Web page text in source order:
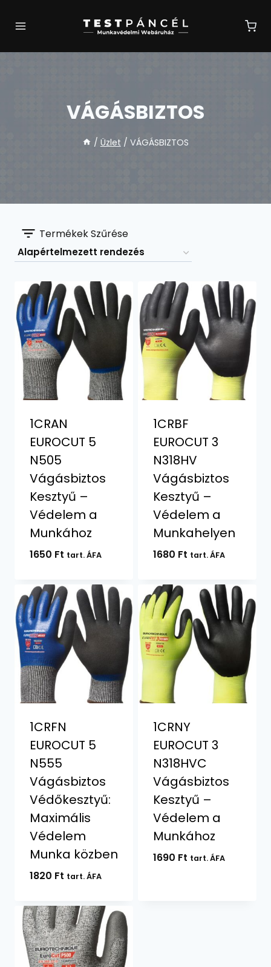
VÁGÁSBIZTOS
/ Üzlet / VÁGÁSBIZTOS
Termékek Szűrése
1CRAN
EUROCUT 5
N505
Vágásbiztos
Kesztyű –
Védelem a
Munkához
1650 Ft tart. ÁFA
1CRBF
EUROCUT 3
N318HV
Vágásbiztos
Kesztyű –
Védelem a
Munkahelyen
1680 Ft tart. ÁFA
1CRFN
EUROCUT 5
N555
Vágásbiztos
Védőkesztyű:
Maximális
Védelem
Munka közben
1820 Ft tart. ÁFA
1CRNY
EUROCUT 3
N318HVC
Vágásbiztos
Kesztyű –
Védelem a
Munkához
1690 Ft tart. ÁFA